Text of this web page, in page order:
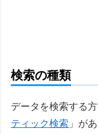
検索の種類
データを検索する
ティック検索 」が